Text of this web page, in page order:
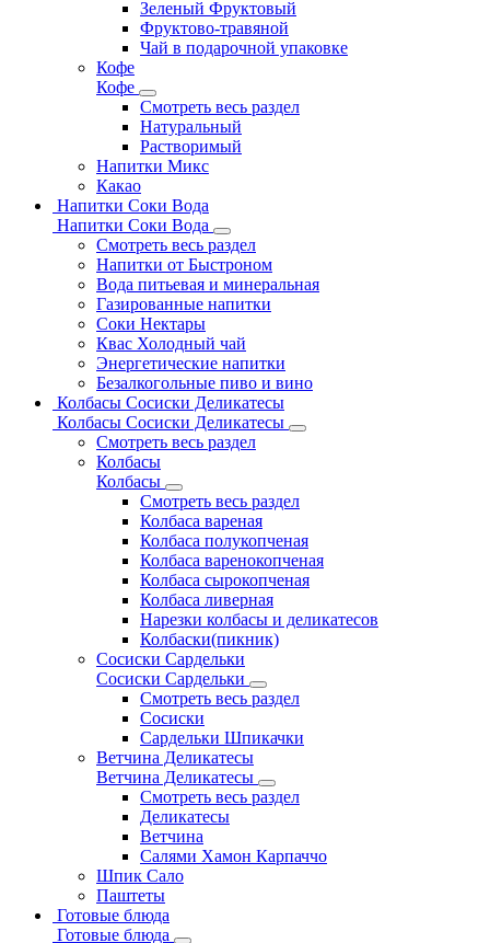
Зеленый Фруктовый
Фруктово-травяной
Чай в подарочной упаковке
Кофе
Кофе
Смотреть весь раздел
Натуральный
Растворимый
Напитки Микс
Какао
Напитки Соки Вода
Напитки Соки Вода
Смотреть весь раздел
Напитки от Быстроном
Вода питьевая и минеральная
Газированные напитки
Соки Нектары
Квас Холодный чай
Энергетические напитки
Безалкогольные пиво и вино
Колбасы Сосиски Деликатесы
Колбасы Сосиски Деликатесы
Смотреть весь раздел
Колбасы
Колбасы
Смотреть весь раздел
Колбаса вареная
Колбаса полукопченая
Колбаса варенокопченая
Колбаса сырокопченая
Колбаса ливерная
Нарезки колбасы и деликатесов
Колбаски(пикник)
Сосиски Сардельки
Сосиски Сардельки
Смотреть весь раздел
Сосиски
Сардельки Шпикачки
Ветчина Деликатесы
Ветчина Деликатесы
Смотреть весь раздел
Деликатесы
Ветчина
Салями Хамон Карпаччо
Шпик Сало
Паштеты
Готовые блюда
Готовые блюда